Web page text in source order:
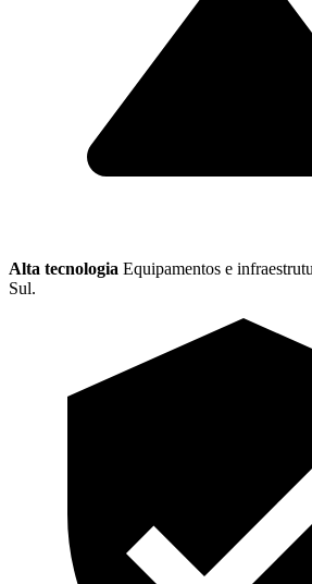
Alta tecnologia Equipamentos e
Sul.